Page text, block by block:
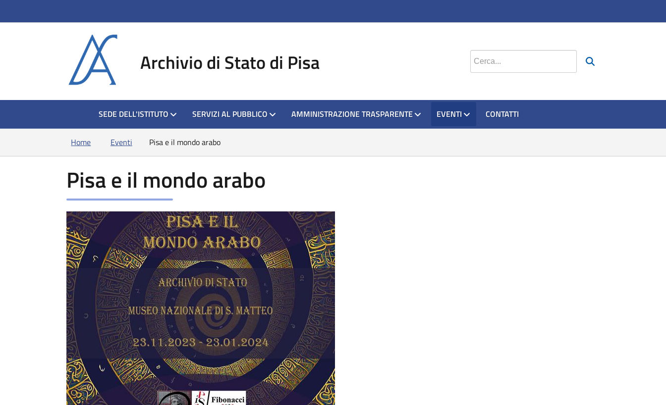
Archivio di Stato di Pisa
HOMESEDE DELL'ISTITUTO SERVIZI AL PUBBLICO AMMINISTRAZIONE TRASPARENTE EVENTI CONTATTI
Home Eventi Pisa e il mondo arabo
Pisa e il mondo arabo